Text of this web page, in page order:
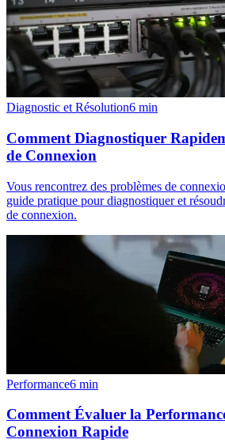
Diagnostic et Résolution6 min
Comment Diagnostiquer
de Connexion
Vous rencontrez des problèmes de
guide pratique pour diagnostiquer et
de connexion.
Performance6 min
Comment Évaluer la
Connexion Rapide